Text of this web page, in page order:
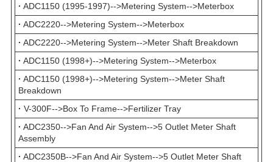
· ADC1150 (1995-1997)-->Metering System-->Meterbox
· ADC2220-->Metering System-->Meterbox
· ADC2220-->Metering System-->Meter Shaft Breakdown
· ADC1150 (1998+)-->Metering System-->Meterbox
· ADC1150 (1998+)-->Metering System-->Meter Shaft
Breakdown
· V-300F-->Box To Frame-->Fertilizer Tray
· ADC2350-->Fan And Air System-->5 Outlet Meter Shaft
Assembly
· ADC2350B-->Fan And Air System-->5 Outlet Meter Shaft